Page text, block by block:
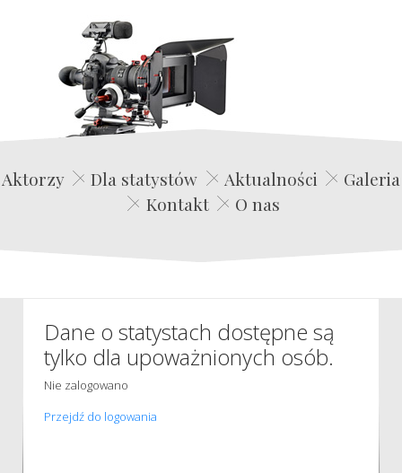
Edwin Film Agencja Aktorska
Aktorzy Dla statystów Aktualności
Galeria
Kontakt
O nas
Dane o statystach dostępne są
tylko dla upoważnionych osób.
Nie zalogowano
Przejdź do logowania